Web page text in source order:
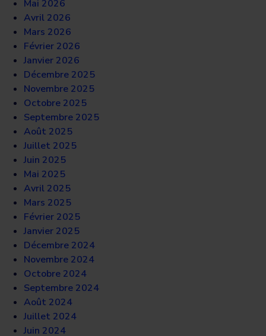
Mai 2026
Avril 2026
Mars 2026
Février 2026
Janvier 2026
Décembre 2025
Novembre 2025
Octobre 2025
Septembre 2025
Août 2025
Juillet 2025
Juin 2025
Mai 2025
Avril 2025
Mars 2025
Février 2025
Janvier 2025
Décembre 2024
Novembre 2024
Octobre 2024
Septembre 2024
Août 2024
Juillet 2024
Juin 2024